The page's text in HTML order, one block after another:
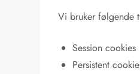
Vi bruker følgende
Session cookies
Persistent